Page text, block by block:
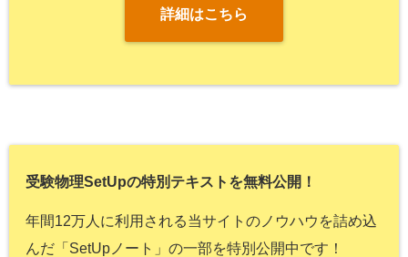
詳細はこちら
受験物理SetUpの特別テキストを無料公開！
年間12万人に利用される当サイトのノウハウを詰め込
んだ「SetUpノート」の一部を特別公開中です！